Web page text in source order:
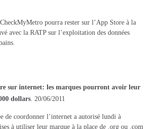
pourra rester sur l’App Store à la
avec la RATP sur l’exploitation des données
sur internet: les marques pourront avoir leur
dollars . 20/06/2011
de coordonner l’internet a autorisé lundi à
à utiliser leur marque à la place de .org ou .com